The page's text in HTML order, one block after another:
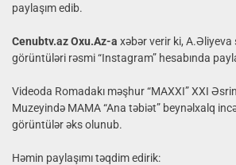
paylaşım edib.
Cenubtv.az Oxu.Az-a xəbər verir ki, A.Əliyeva
görüntüləri rəsmi “Instagram” hesabında
Videoda Romadakı məşhur “MAXXI” XXI
Muzeyində MAMA “Ana təbiət” beynəlxalq
görüntülər əks olunub.
Həmin paylaşımı təqdim edirik: